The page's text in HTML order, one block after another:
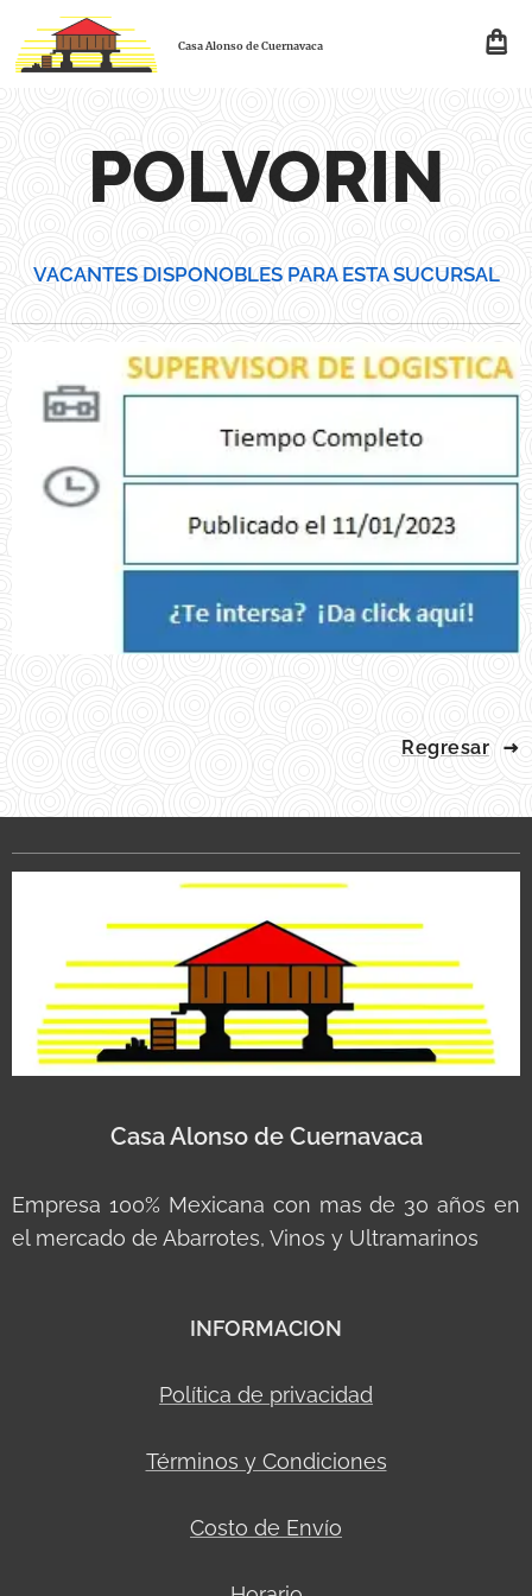
Casa Alonso de Cuernavaca
POLVORIN
VACANTES DISPONOBLES PARA ESTA SUCURSAL
Regresar
Casa Alonso de Cuernavaca
Empresa 100% Mexicana con mas de 30 años en
el mercado de Abarrotes, Vinos y Ultramarinos
INFORMACION
Política de privacidad
Términos y Condiciones
Costo de Envío